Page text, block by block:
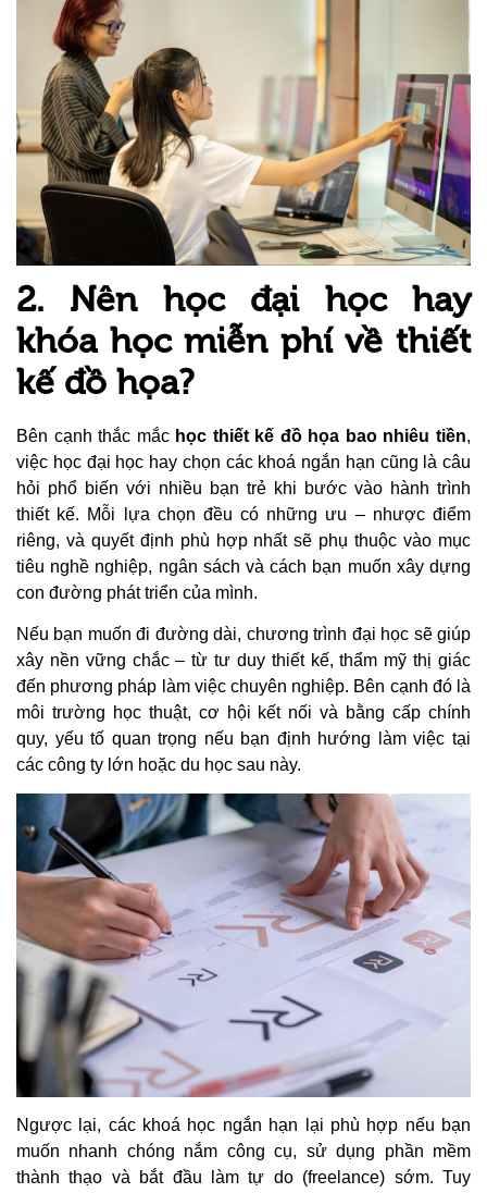
2. Nên học đại học hay
khóa học miễn phí về thiết
kế đồ họa?
Bên cạnh thắc mắc học thiết kế đồ họa bao nhiêu tiền,
việc học đại học hay chọn các khoá ngắn hạn cũng là câu
hỏi phổ biến với nhiều bạn trẻ khi bước vào hành trình
thiết kế. Mỗi lựa chọn đều có những ưu – nhược điểm
riêng, và quyết định phù hợp nhất sẽ phụ thuộc vào mục
tiêu nghề nghiệp, ngân sách và cách bạn muốn xây dựng
con đường phát triển của mình.
Nếu bạn muốn đi đường dài, chương trình đại học sẽ giúp
xây nền vững chắc – từ tư duy thiết kế, thẩm mỹ thị giác
đến phương pháp làm việc chuyên nghiệp. Bên cạnh đó là
môi trường học thuật, cơ hội kết nối và bằng cấp chính
quy, yếu tố quan trọng nếu bạn định hướng làm việc tại
các công ty lớn hoặc du học sau này.
Ngược lại, các khoá học ngắn hạn lại phù hợp nếu bạn
muốn nhanh chóng nắm công cụ, sử dụng phần mềm
thành thạo và bắt đầu làm tự do (freelance) sớm. Tuy